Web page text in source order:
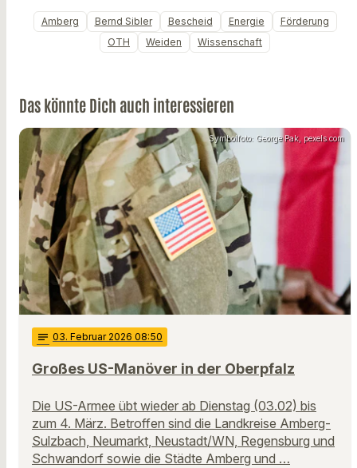
Amberg Bernd Sibler Bescheid Energie
Förderung
OTH
Weiden Wissenschaft
Das könnte Dich auch interessieren
Symbolfoto: George Pak, pexels.com
notes 03. Februar 2026 08:50
Großes US-Manöver in der Oberpfalz
Die US-Armee übt wieder ab Dienstag (03.02) bis
zum 4. März. Betroffen sind die Landkreise Amberg-
Sulzbach, Neumarkt, Neustadt/WN, Regensburg und
Schwandorf sowie die Städte Amberg und …